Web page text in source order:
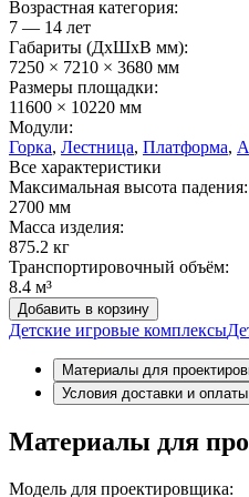
Возрастная категория:
7 — 14 лет
Габариты (ДхШxВ мм):
7250 × 7210 × 3680 мм
Размеры площадки:
11600 × 10220 мм
Модули:
Горка, Лестница, Платформа,
Все характеристики
Максимальная высота падения:
2700 мм
Масса изделия:
875.2 кг
Транспортировочный объём:
8.4 м³
Добавить в корзину
Детские игровые комплексы
Материалы для
Условия доставки и оплаты
Материалы для
Модель для проектировщика: